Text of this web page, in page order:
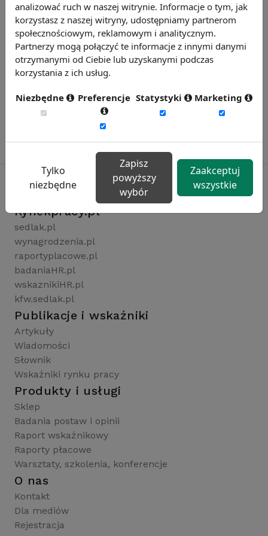
Rynekpracy.pl
sedlak.pl
wynagrodzenia.pl
raportyplacowe.pl
badaniaHR.pl
wskaznikiHR.pl
kfw.sedlak.pl
Publikacje i wskaźniki
Artykuły
Wiadomości
Słownik
Wskaźniki rynku pracy
Produkty i usługi
Sklep
Badania postaw i opinii
Raport wskaźnikowy
Raporty płacowe
Warsztaty, szkolenia, konferencje
O nas
Kontakt
Dla mediów
Rejestracja
analizować ruch w naszej witrynie. Informacje o tym, jak
korzystasz z naszej witryny, udostępniamy partnerom
społecznościowym, reklamowym i analitycznym.
Partnerzy mogą połączyć te informacje z innymi danymi
otrzymanymi od Ciebie lub uzyskanymi podczas
korzystania z ich usług.
Niezbędne Preferencje Statystyki Marketing
Tylko
niezbędne
Zapisz
powyższy
wybór
Zaakceptuj
wszystkie